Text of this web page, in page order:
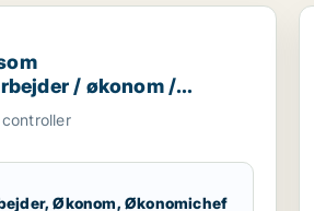
regnskabsmedarbejder / økonom
/ økonom /
Økonom, Økonomichef